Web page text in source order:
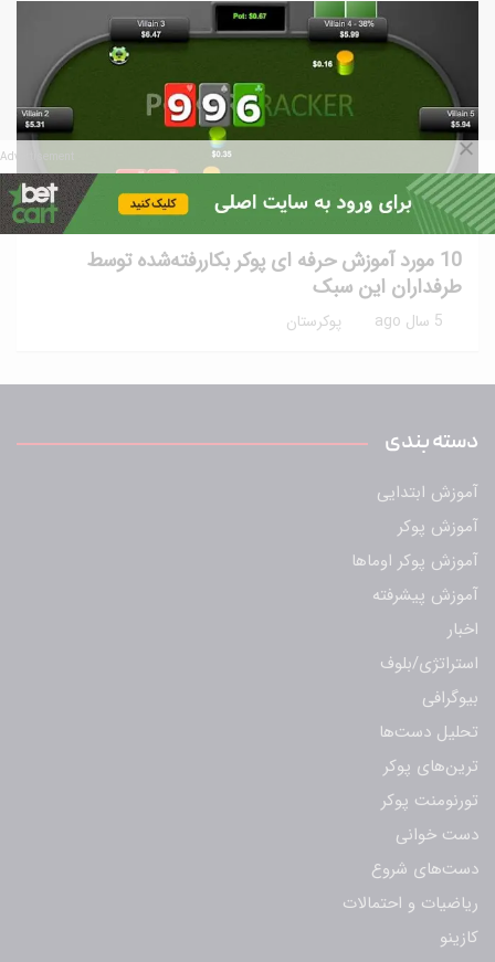
آموزش پوکر آموزش پیشرفته نکات و ترفندها
10 مورد آموزش حرفه ای پوکر بکاررفته‌شده توسط
طرفداران این سبک
5 سال ago پوکرستان
دسته بندی
آموزش ابتدایی
آموزش پوکر
آموزش پوکر اوماها
آموزش پیشرفته
اخبار
استراتژی/بلوف
بیوگرافی
تحلیل دست‌ها
ترین‌های پوکر
تورنومنت پوکر
دست خوانی
دست‌های شروع
ریاضیات و احتمالات
کازینو
Advertisement